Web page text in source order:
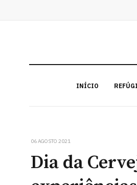
INÍCIO
06 AGOSTO 2021
Dia da